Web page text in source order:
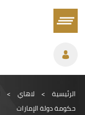
الرئيسية > لاهاي >
حكومة دولة الإمارات